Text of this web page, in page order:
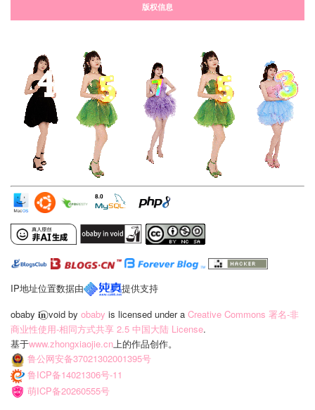
版权信息
IP地址位置数据由
提供支持
obaby 𝐢‍𝐧⃝ void by obaby is licensed under a Creative Commons 署名-非
商业性使用-相同方式共享 2.5 中国大陆 License.
基于www.zhongxiaojie.cn上的作品创作。
鲁公网安备37021302001395号
鲁ICP备14021306号-11
萌ICP备20260555号